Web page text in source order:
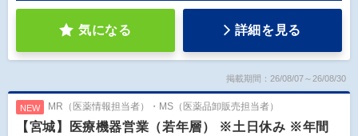
気になる 詳細を見る
掲載期間：26/08/07～26/08/30
NEW MR（医薬情報担当者）・MS（医薬品卸販売担当者）
【宮城】医療機器営業（若年層） ※土日休み ※年間